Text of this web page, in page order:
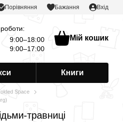
Порівняння Бажання Вхід
9:00–18:00
9:00–17:00
Мій кошик
Книги
Space
травниці